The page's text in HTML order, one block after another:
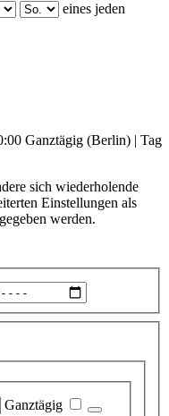
eines jeden
Ganztägig (Berlin)
Tag
sich wiederholende
Einstellungen als
werden.
Ganztägig